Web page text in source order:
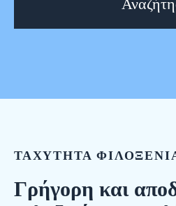
ΤΑΧΥΤΗΤΑ
Γρήγορη και